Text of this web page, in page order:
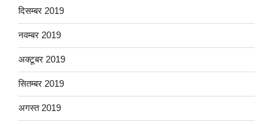
दिसम्बर 2019
नवम्बर 2019
अक्टूबर 2019
सितम्बर 2019
अगस्त 2019